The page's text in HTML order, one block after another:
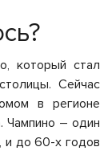
который стал
Сейчас
в регионе
Чампино – один
и до 60-х годов